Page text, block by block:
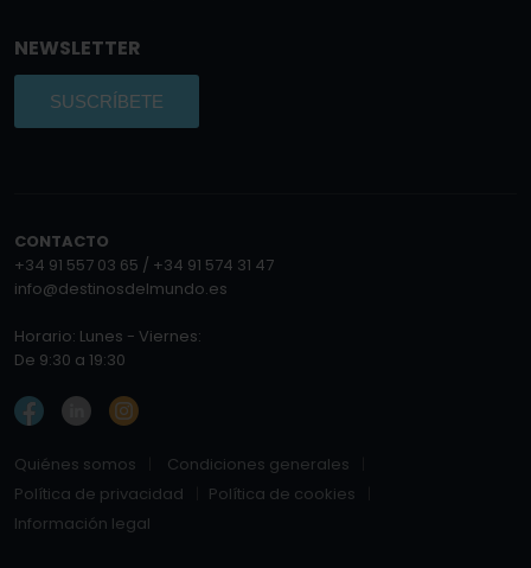
NEWSLETTER
SUSCRÍBETE
CONTACTO
+34 91 557 03 65 / +34 91 574 31 47
info@destinosdelmundo.es
Horario: Lunes - Viernes:
De 9:30 a 19:30
Quiénes somos
Condiciones generales
Política de privacidad
Política de cookies
Información legal